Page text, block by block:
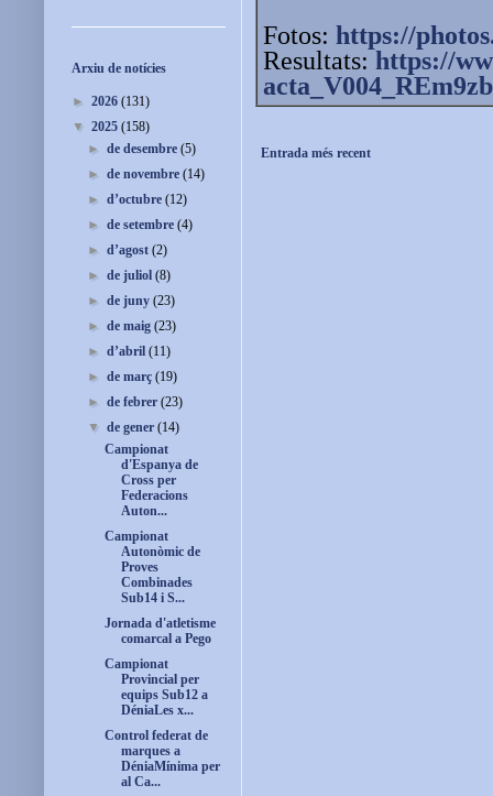
Fotos: https://
Resultats: https://
Entrada més recent
Arxiu de notícies
► 2026 (131)
▼ 2025 (158)
►de desembre(5)
►de novembre(14)
►d’octubre(12)
►de setembre(4)
►d’agost(2)
►de juliol(8)
►de juny(23)
►de maig(23)
►d’abril(11)
►de març(19)
►de febrer(23)
▼de gener(14)
Campionat
d'Espanya de
Cross per
Federacions
Auton...
Campionat
Autonòmic de
Proves
Combinades
Sub14 i S...
Jornada d'atletisme
comarcal a Pego
Campionat
Provincial per
equips Sub12 a
DéniaLes x...
Control federat de
marques a
DéniaMínima per
al Ca...